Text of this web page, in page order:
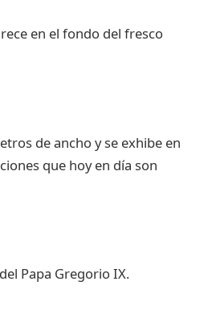
en el fondo del fresco
de ancho y se exhibe en
que hoy en día son
Papa Gregorio IX.